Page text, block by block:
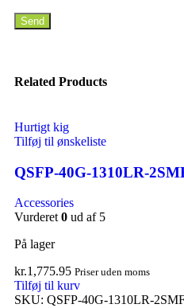
Related Products
Hurtigt kig
Tilføj til ønskeliste
QSFP-40G-1310LR-
Accessories
Vurderet0 ud af 5
På lager
kr.1,775.95 Priser uden moms
Tilføj til kurv
SKU: QSFP-40G-1310LR-